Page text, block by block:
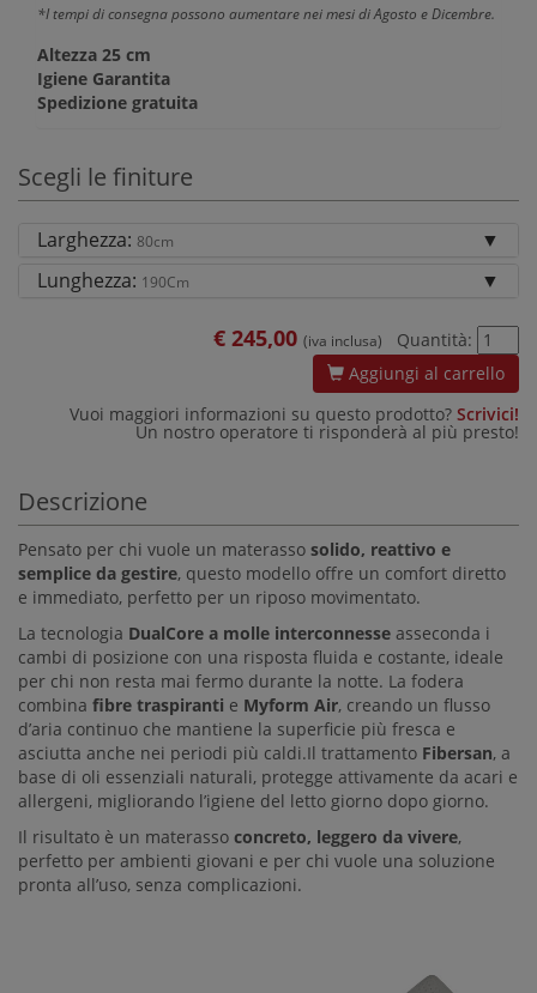
*I tempi di consegna possono aumentare nei mesi di Agosto e Dicembre.
Altezza 25 cm
Igiene Garantita
Spedizione gratuita
Scegli le finiture
Larghezza: 80cm
Lunghezza: 190Cm
€ 245,00 (iva inclusa)
Quantità:
Aggiungi al carrello
Vuoi maggiori informazioni su questo prodotto? Scrivici!
Un nostro operatore ti risponderà al più presto!
Descrizione
Pensato per chi vuole un materasso solido, reattivo e
semplice da gestire, questo modello offre un comfort diretto
e immediato, perfetto per un riposo movimentato.
La tecnologia DualCore a molle interconnesse asseconda i
cambi di posizione con una risposta fluida e costante, ideale
per chi non resta mai fermo durante la notte. La fodera
combina fibre traspiranti e Myform Air, creando un flusso
d’aria continuo che mantiene la superficie più fresca e
asciutta anche nei periodi più caldi.Il trattamento Fibersan, a
base di oli essenziali naturali, protegge attivamente da acari e
allergeni, migliorando l’igiene del letto giorno dopo giorno.
Il risultato è un materasso concreto, leggero da vivere,
perfetto per ambienti giovani e per chi vuole una soluzione
pronta all’uso, senza complicazioni.